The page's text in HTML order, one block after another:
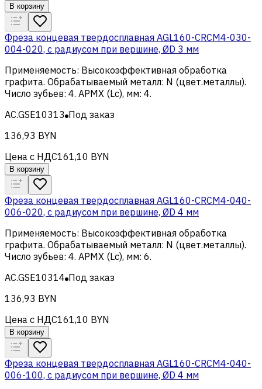
В корзину
Фреза концевая твердосплавная AGL160-CRCM4-030-
004-020, с радиусом при вершине, ØD 3 мм
Применяемость: Высокоэффективная обработка
графита. Обрабатываемый металл: N (цвет.металлы).
Число зубьев: 4. APMX (Lc), мм: 4.
AC.GSE10313 Под заказ
136,93 BYN
Цена с НДС161,10 BYN
В корзину
Фреза концевая твердосплавная AGL160-CRCM4-040-
006-020, с радиусом при вершине, ØD 4 мм
Применяемость: Высокоэффективная обработка
графита. Обрабатываемый металл: N (цвет.металлы).
Число зубьев: 4. APMX (Lc), мм: 6.
AC.GSE10314 Под заказ
136,93 BYN
Цена с НДС161,10 BYN
В корзину
Фреза концевая твердосплавная AGL160-CRCM4-040-
006-100, с радиусом при вершине, ØD 4 мм